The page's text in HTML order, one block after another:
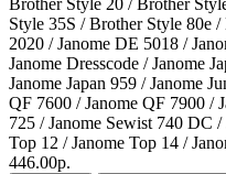
Brother Style 20 / Brother
Style 35S / Brother Style 80e
2020 / Janome DE 5018 /
Janome Dresscode / Janome
Janome Japan 959 / Janome
QF 7600 / Janome QF 7900 /
725 / Janome Sewist 740 DC
Top 12 / Janome Top 14 /
446.00р.